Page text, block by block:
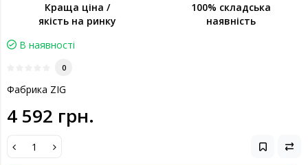
Краща ціна /
якість на ринку
100% складська
наявність
В наявності
0
Фабрика ZIG
4 592 грн.